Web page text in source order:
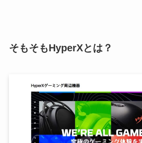
そもそもHyperXとは？